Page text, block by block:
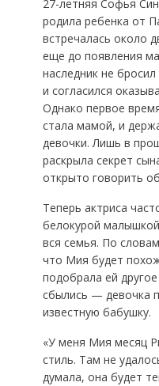
27-летняя Софья
родила ребенка от
встречалась около
еще до появления
наследник не
и согласился
Однако первое
стала мамой, и
девочки. Лишь в
раскрыла секрет
открыто говорить
Теперь актриса
белокурой
вся семья. По
что Мия будет
подобрала ей
сбылись — девочка
известную бабушку.
«У меня Мия месяц
стиль. Там не
думала, она будет